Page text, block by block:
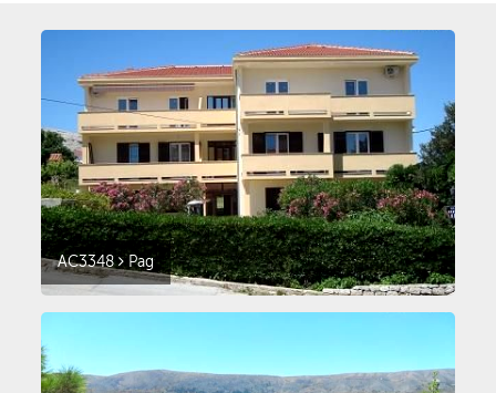
AC3348 Pag